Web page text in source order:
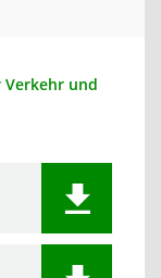
Verkehr und